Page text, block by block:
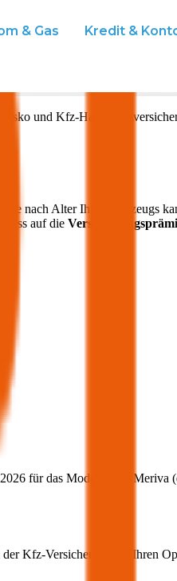
& Gas Kredit &
und Kfz-
Je nach Alter Ihres Fahrzeugs
auf die
für das Modell Meriva (
Kfz-Versicherung für Ihren